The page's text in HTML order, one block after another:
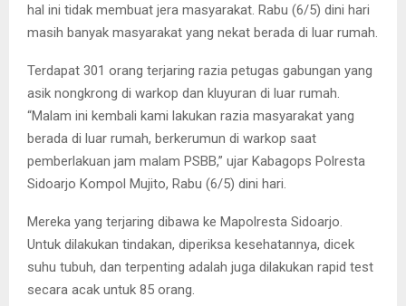
hal ini tidak membuat jera masyarakat. Rabu (6/5) dini hari
masih banyak masyarakat yang nekat berada di luar rumah.
Terdapat 301 orang terjaring razia petugas gabungan yang
asik nongkrong di warkop dan kluyuran di luar rumah.
“Malam ini kembali kami lakukan razia masyarakat yang
berada di luar rumah, berkerumun di warkop saat
pemberlakuan jam malam PSBB,” ujar Kabagops Polresta
Sidoarjo Kompol Mujito, Rabu (6/5) dini hari.
Mereka yang terjaring dibawa ke Mapolresta Sidoarjo.
Untuk dilakukan tindakan, diperiksa kesehatannya, dicek
suhu tubuh, dan terpenting adalah juga dilakukan rapid test
secara acak untuk 85 orang.